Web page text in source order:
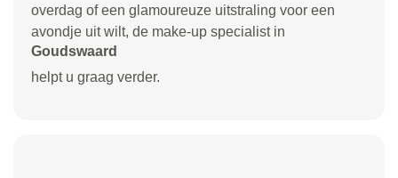
overdag of een glamoureuze uitstraling voor een
avondje uit wilt, de make-up specialist in
Goudswaard
helpt u graag verder.